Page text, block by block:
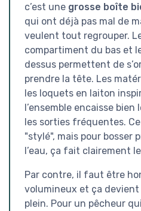
c’est une grosse boîte
qui ont déjà pas mal de
veulent tout regrouper.
compartiment du bas et
dessus permettent de
prendre la tête. Les
les loquets en laiton
l’ensemble encaisse
les sorties fréquentes.
"stylé", mais pour bosser
l’eau, ça fait clairement
Par contre, il faut être
volumineux et ça
plein. Pour un pêcheur